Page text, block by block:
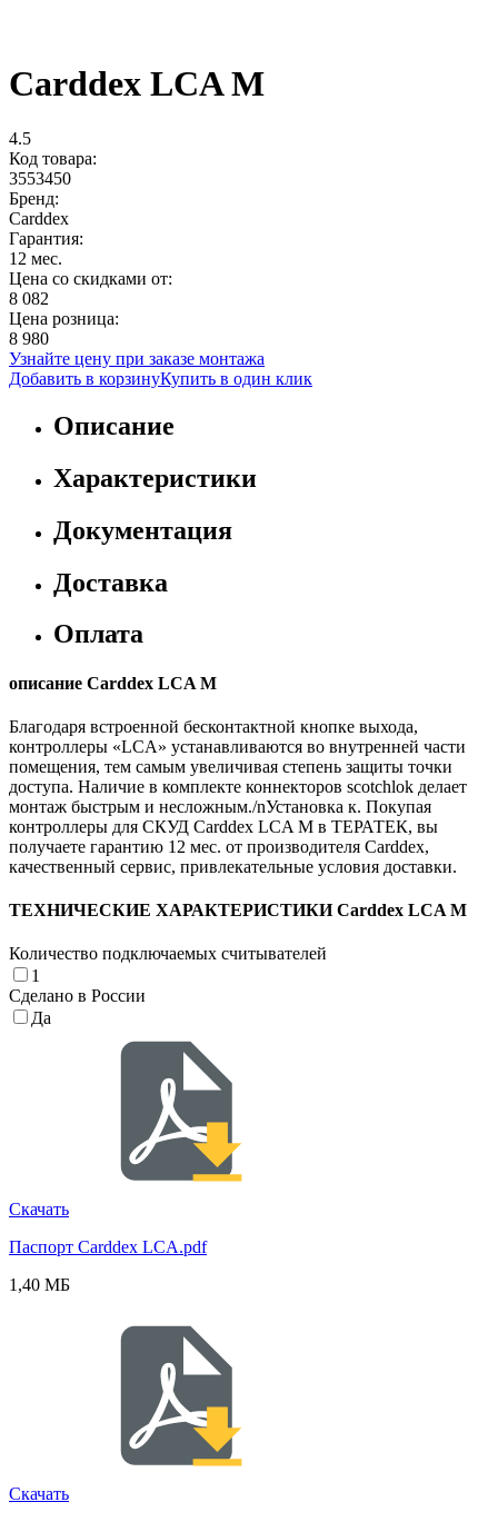
Carddex LCA M
4.5
Код товара:
3553450
Бренд:
Carddex
Гарантия:
12 мес.
Цена со скидками от:
8 082
Цена розница:
8 980
Узнайте цену при заказе монтажа
Добавить в корзинуКупить в один клик
Описание
Характеристики
Документация
Доставка
Оплата
описание Carddex LCA M
Благодаря встроенной бесконтактной кнопке выхода,
контроллеры «LCA» устанавливаются во внутренней части
помещения, тем самым увеличивая степень защиты точки
доступа. Наличие в комплекте коннекторов scotchlok делает
монтаж быстрым и несложным./nУстановка к. Покупая
контроллеры для СКУД Carddex LCA M в ТЕРАТЕК, вы
получаете гарантию 12 мес. от производителя Carddex,
качественный сервис, привлекательные условия доставки.
ТЕХНИЧЕСКИЕ ХАРАКТЕРИСТИКИ Carddex LCA M
Количество подключаемых считывателей
1
Cделано в России
Да
Скачать
Паспорт Carddex LCA.pdf
1,40 МБ
Скачать